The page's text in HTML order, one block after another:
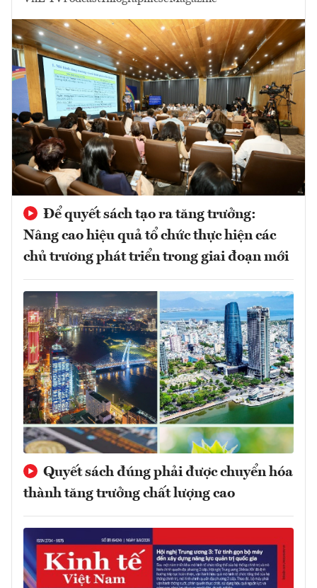
Để quyết sách tạo ra tăng trưởng:
Nâng cao hiệu quả tổ chức thực hiện các
chủ trương phát triển trong giai đoạn mới
Quyết sách đúng phải được chuyển hóa
thành tăng trưởng chất lượng cao